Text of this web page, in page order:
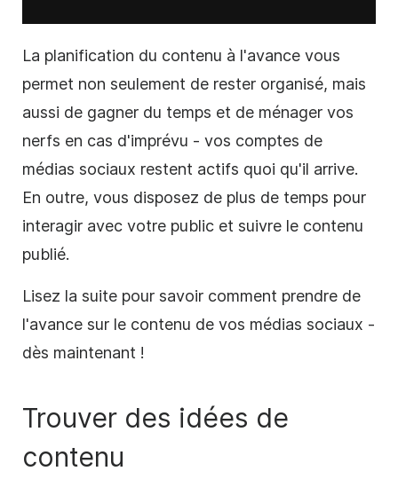
La planification du contenu à l'avance vous
permet non seulement de rester organisé, mais
aussi de gagner du temps et de ménager vos
nerfs en cas d'imprévu - vos comptes de
médias sociaux restent actifs quoi qu'il arrive.
En outre, vous disposez de plus de temps pour
interagir avec votre public et suivre le contenu
publié.
Lisez la suite pour savoir comment prendre de
l'avance sur le contenu de vos médias sociaux -
dès maintenant !
Trouver des idées de
contenu